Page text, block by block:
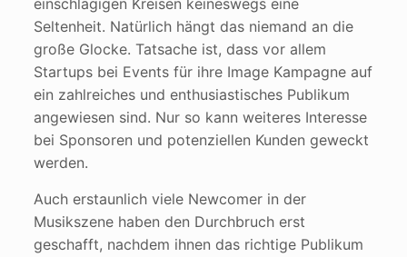
einschlägigen Kreisen keineswegs eine
Seltenheit. Natürlich hängt das niemand an die
große Glocke. Tatsache ist, dass vor allem
Startups bei Events für ihre Image Kampagne auf
ein zahlreiches und enthusiastisches Publikum
angewiesen sind. Nur so kann weiteres Interesse
bei Sponsoren und potenziellen Kunden geweckt
werden.
Auch erstaunlich viele Newcomer in der
Musikszene haben den Durchbruch erst
geschafft, nachdem ihnen das richtige Publikum